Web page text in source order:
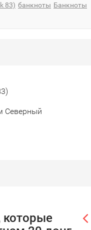
83) банкноты Банкноты
Северный
которые